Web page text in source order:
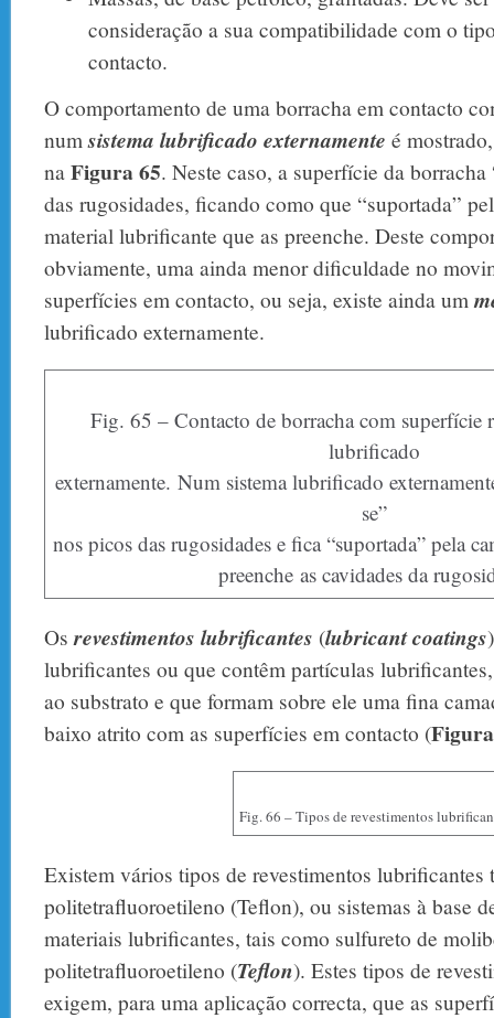
consideração a sua compatibilidade com o
contacto.
O comportamento de uma borracha em contacto
numsistema lubrificado externamente é
naFigura 65. Neste caso, a superfície da
das rugosidades, ficando como que “suportada”
material lubrificante que as preenche. Deste
obviamente, uma ainda menor dificuldade no
superfícies em contacto, ou seja, existe ainda um
lubrificado externamente.
Fig. 65 – Contacto de borracha com superfície
lubrificado
externamente. Num sistema lubrificado
se”
nos picos das rugosidades e fica “suportada” pela
preenche as cavidades da
Os revestimentos lubrificantes (lubricant coatings
lubrificantes ou que contêm partículas
ao substrato e que formam sobre ele uma fina
baixo atrito com as superfícies em contacto (
Fig. 66 – Tipos de revestimentos
Existem vários tipos de revestimentos lubrificantes
politetrafluoroetileno (Teflon), ou sistemas à base
materiais lubrificantes, tais como sulfureto de
politetrafluoroetileno (Teflon). Estes tipos de
exigem, para uma aplicação correcta, que as